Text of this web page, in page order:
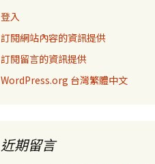
登入
訂閱網站內容的資訊提供
訂閱留言的資訊提供
WordPress.org 台灣繁體中文
近期留言